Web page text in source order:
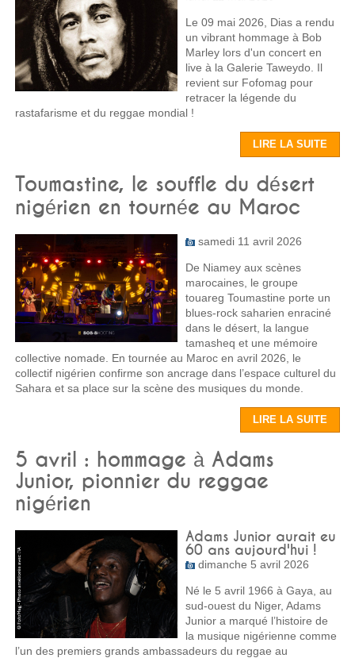
Le 09 mai 2026, Dias a rendu
un vibrant hommage à Bob
Marley lors d'un concert en
live à la Galerie Taweydo. Il
revient sur Fofomag pour
retracer la légende du
rastafarisme et du reggae mondial !
LIRE LA SUITE
Toumastine, le souffle du désert
nigérien en tournée au Maroc
samedi 11 avril 2026
De Niamey aux scènes
marocaines, le groupe
touareg Toumastine porte un
blues-rock saharien enraciné
dans le désert, la langue
tamasheq et une mémoire
collective nomade. En tournée au Maroc en avril 2026, le
collectif nigérien confirme son ancrage dans l’espace culturel du
Sahara et sa place sur la scène des musiques du monde.
LIRE LA SUITE
5 avril : hommage à Adams
Junior, pionnier du reggae
nigérien
Adams Junior aurait eu
60 ans aujourd'hui !
dimanche 5 avril 2026
Né le 5 avril 1966 à Gaya, au
sud-ouest du Niger, Adams
Junior a marqué l’histoire de
la musique nigérienne comme
l’un des premiers grands ambassadeurs du reggae au